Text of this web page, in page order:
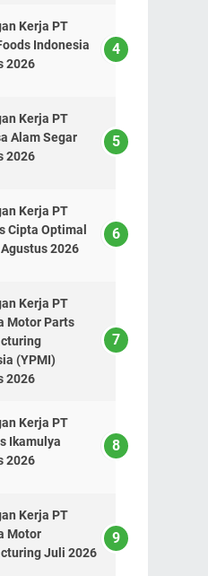
Kerja PT
Indonesia
2026
Kerja PT
Alam Segar
2026
Kerja PT
Cipta Optimal
2026
Kerja PT
Motor Parts
(YPMI)
2026
Kerja PT
Ikamulya
2026
Kerja PT
Motor
Juli 2026